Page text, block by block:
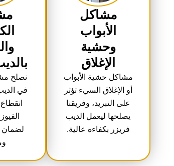
مشاكل
الأبواب
وحشية
الإغلاق
مشاكل حشية الأبواب
أو الإغلاق السيء تؤثر
على التبريد، وفريقنا
يصلحها ليعمل الديب
فريزر بكفاءة عالية.
نصلح
في
لضمان